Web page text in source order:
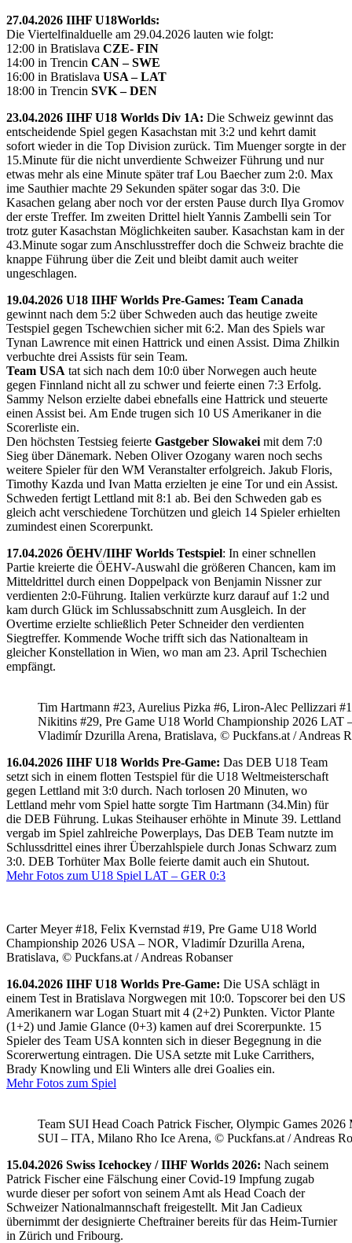
27.04.2026 IIHF U18Worlds:
Die Viertelfinalduelle am 29.04.2026 lauten wie folgt:
12:00 in Bratislava CZE- FIN
14:00 in Trencin CAN – SWE
16:00 in Bratislava USA – LAT
18:00 in Trencin SVK – DEN
23.04.2026 IIHF U18 Worlds Div 1A: Die Schweiz gewinnt das
entscheidende Spiel gegen Kasachstan mit 3:2 und kehrt damit
sofort wieder in die Top Division zurück. Tim Muenger sorgte in der
15.Minute für die nicht unverdiente Schweizer Führung und nur
etwas mehr als eine Minute später traf Lou Baecher zum 2:0. Max
ime Sauthier machte 29 Sekunden später sogar das 3:0. Die
Kasachen gelang aber noch vor der ersten Pause durch Ilya Gromov
der erste Treffer. Im zweiten Drittel hielt Yannis Zambelli sein Tor
trotz guter Kasachstan Möglichkeiten sauber. Kasachstan kam in der
43.Minute sogar zum Anschlusstreffer doch die Schweiz brachte die
knappe Führung über die Zeit und bleibt damit auch weiter
ungeschlagen.
19.04.2026 U18 IIHF Worlds Pre-Games: Team Canada
gewinnt nach dem 5:2 über Schweden auch das heutige zweite
Testspiel gegen Tschewchien sicher mit 6:2. Man des Spiels war
Tynan Lawrence mit einen Hattrick und einen Assist. Dima Zhilkin
verbuchte drei Assists für sein Team.
Team USA tat sich nach dem 10:0 über Norwegen auch heute
gegen Finnland nicht all zu schwer und feierte einen 7:3 Erfolg.
Sammy Nelson erzielte dabei ebnefalls eine Hattrick und steuerte
einen Assist bei. Am Ende trugen sich 10 US Amerikaner in die
Scorerliste ein.
Den höchsten Testsieg feierte Gastgeber Slowakei mit dem 7:0
Sieg über Dänemark. Neben Oliver Ozogany waren noch sechs
weitere Spieler für den WM Veranstalter erfolgreich. Jakub Floris,
Timothy Kazda und Ivan Matta erzielten je eine Tor und ein Assist.
Schweden fertigt Lettland mit 8:1 ab. Bei den Schweden gab es
gleich acht verschiedene Torchützen und gleich 14 Spieler erhielten
zumindest einen Scorerpunkt.
17.04.2026 ÖEHV/IIHF Worlds Testspiel: In einer schnellen
Partie kreierte die ÖEHV-Auswahl die größeren Chancen, kam im
Mitteldrittel durch einen Doppelpack von Benjamin Nissner zur
verdienten 2:0-Führung. Italien verkürzte kurz darauf auf 1:2 und
kam durch Glück im Schlussabschnitt zum Ausgleich. In der
Overtime erzielte schließlich Peter Schneider den verdienten
Siegtreffer. Kommende Woche trifft sich das Nationalteam in
gleicher Konstellation in Wien, wo man am 23. April Tschechien
empfängt.
Tim Hartmann #23, Aurelius Pizka #6, Liron-Alec Pellizzari
Nikitins #29, Pre Game U18 World Championship 2026 LAT
Vladimír Dzurilla Arena, Bratislava, © Puckfans.at / Andreas
16.04.2026 IIHF U18 Worlds Pre-Game: Das DEB U18 Team
setzt sich in einem flotten Testspiel für die U18 Weltmeisterschaft
gegen Lettland mit 3:0 durch. Nach torlosen 20 Minuten, wo
Lettland mehr vom Spiel hatte sorgte Tim Hartmann (34.Min) für
die DEB Führung. Lukas Steihauser erhöhte in Minute 39. Lettland
vergab im Spiel zahlreiche Powerplays, Das DEB Team nutzte im
Schlussdrittel eines ihrer Überzahlspiele durch Jonas Schwarz zum
3:0. DEB Torhüter Max Bolle feierte damit auch ein Shutout.
Mehr Fotos zum U18 Spiel LAT – GER 0:3
Carter Meyer #18, Felix Kvernstad #19, Pre Game U18 World
Championship 2026 USA – NOR, Vladimír Dzurilla Arena,
Bratislava, © Puckfans.at / Andreas Robanser
16.04.2026 IIHF U18 Worlds Pre-Game: Die USA schlägt in
einem Test in Bratislava Norgwegen mit 10:0. Topscorer bei den US
Amerikanern war Logan Stuart mit 4 (2+2) Punkten. Victor Plante
(1+2) und Jamie Glance (0+3) kamen auf drei Scorerpunkte. 15
Spieler des Team USA konnten sich in dieser Begegnung in die
Scorerwertung eintragen. Die USA setzte mit Luke Carrithers,
Brady Knowling und Eli Winters alle drei Goalies ein.
Mehr Fotos zum Spiel
Team SUI Head Coach Patrick Fischer, Olympic Games 2026
SUI – ITA, Milano Rho Ice Arena, © Puckfans.at / Andreas
15.04.2026 Swiss Icehockey / IIHF Worlds 2026: Nach seinem
Patrick Fischer eine Fälschung einer Covid-19 Impfung zugab
wurde dieser per sofort von seinem Amt als Head Coach der
Schweizer Nationalmannschaft freigestellt. Mit Jan Cadieux
übernimmt der designierte Cheftrainer bereits für das Heim-Turnier
in Zürich und Fribourg.